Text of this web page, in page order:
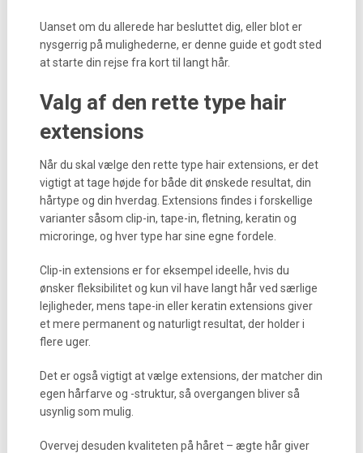
Uanset om du allerede har besluttet dig, eller blot er
nysgerrig på mulighederne, er denne guide et godt sted
at starte din rejse fra kort til langt hår.
Valg af den rette type hair
extensions
Når du skal vælge den rette type hair extensions, er det
vigtigt at tage højde for både dit ønskede resultat, din
hårtype og din hverdag. Extensions findes i forskellige
varianter såsom clip-in, tape-in, fletning, keratin og
microringe, og hver type har sine egne fordele.
Clip-in extensions er for eksempel ideelle, hvis du
ønsker fleksibilitet og kun vil have langt hår ved særlige
lejligheder, mens tape-in eller keratin extensions giver
et mere permanent og naturligt resultat, der holder i
flere uger.
Det er også vigtigt at vælge extensions, der matcher din
egen hårfarve og -struktur, så overgangen bliver så
usynlig som mulig.
Overvej desuden kvaliteten på håret – ægte hår giver